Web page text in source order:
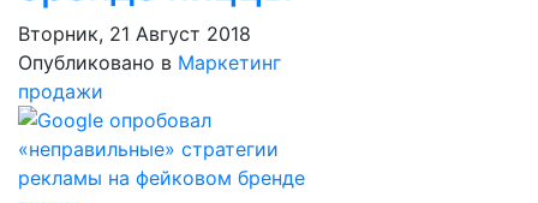
Вторник, 21 Август 2018
Опубликовано в Маркетинг
продажи